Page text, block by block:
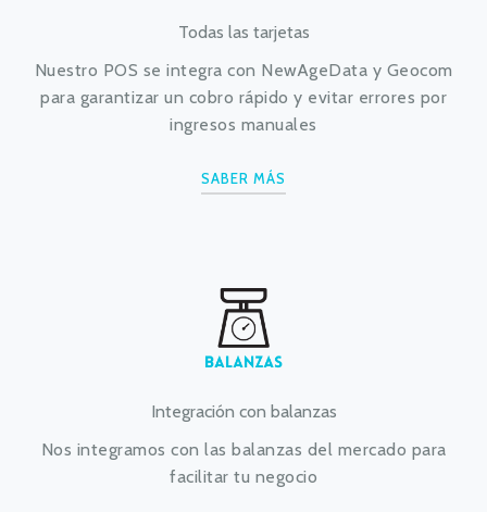
Todas las tarjetas
Nuestro POS se integra con NewAgeData y Geocom
para garantizar un cobro rápido y evitar errores por
ingresos manuales
SABER MÁS
Integración con balanzas
Nos integramos con las balanzas del mercado para
facilitar tu negocio